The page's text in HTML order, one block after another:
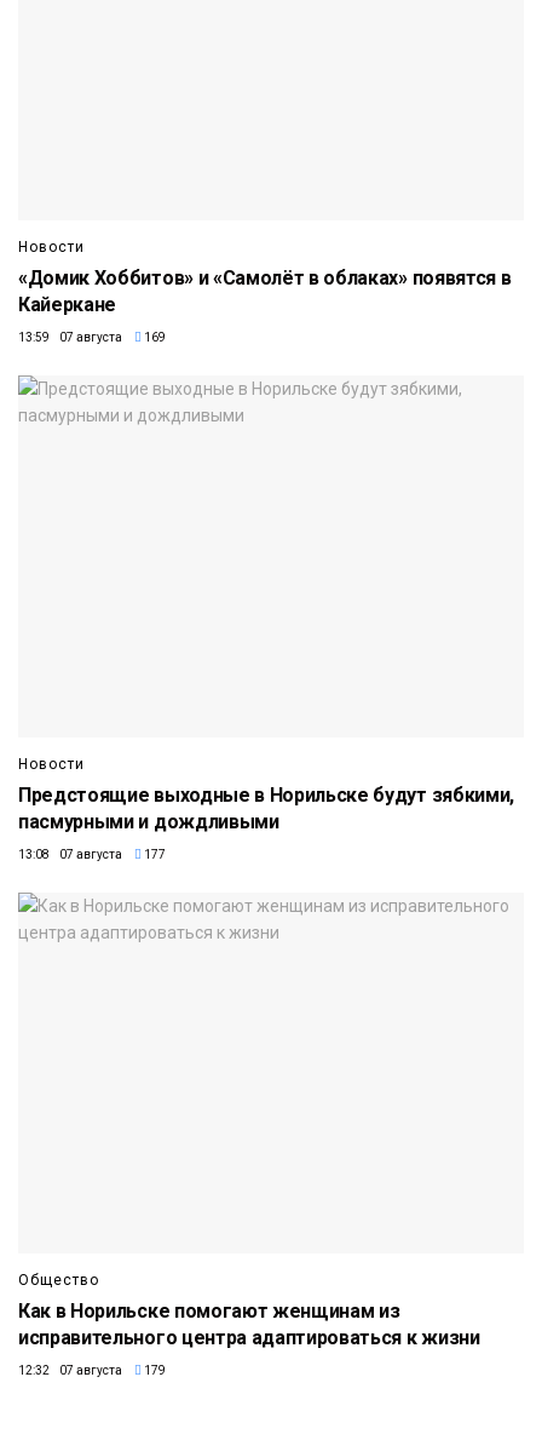
Новости
«Домик Хоббитов» и «Самолёт в облаках» появятся в
Кайеркане
13:59 07 августа 169
Новости
Предстоящие выходные в Норильске будут зябкими,
пасмурными и дождливыми
13:08 07 августа 177
Общество
Как в Норильске помогают женщинам из
исправительного центра адаптироваться к жизни
12:32 07 августа 179